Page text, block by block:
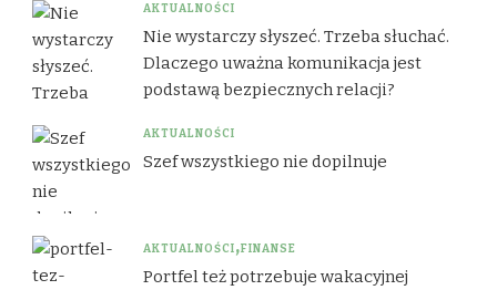
AKTUALNOŚCI
Nie wystarczy słyszeć. Trzeba słuchać.
Dlaczego uważna komunikacja jest
podstawą bezpiecznych relacji?
AKTUALNOŚCI
Szef wszystkiego nie dopilnuje
AKTUALNOŚCI FINANSE
Portfel też potrzebuje wakacyjnej